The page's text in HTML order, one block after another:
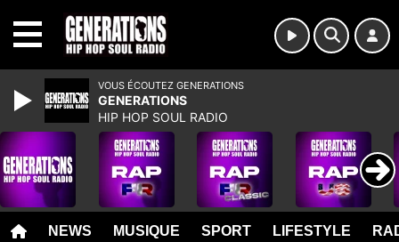
NEWS MUSIQUE SPORT LIFESTYLE
VOUS ÉCOUTEZ GENERATIONS
GENERATIONS
HIP HOP SOUL RADIO